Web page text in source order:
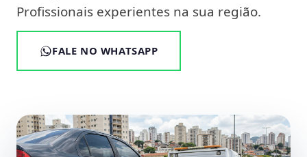
Profissionais experientes na sua região.
FALE NO WHATSAPP